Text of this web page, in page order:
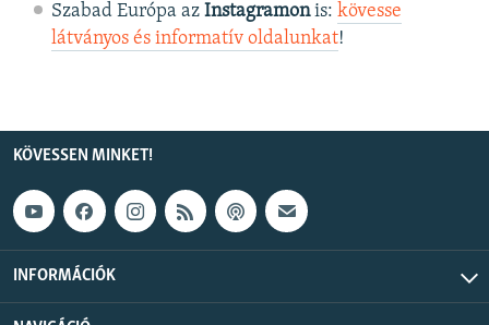
Szabad Európa az Instagramonis: kövesse
látványos és informatív oldalunkat! ​
KÖVESSEN MINKET!
INFORMÁCIÓK